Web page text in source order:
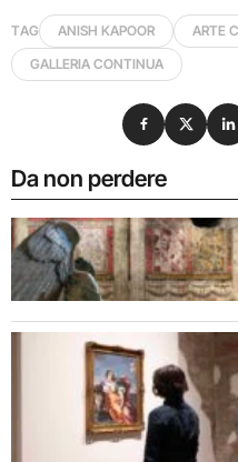
TAG ANISH KAPOOR ARTE
GALLERIA CONTINUA
Da non perdere
Condividi su